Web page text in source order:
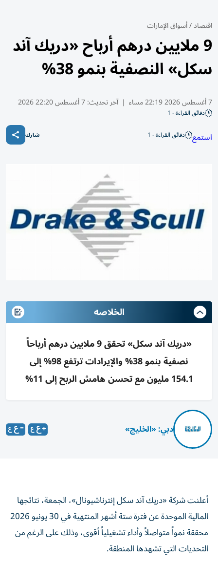
اقتصاد/أسواق الإمارات
9 ملايين درهم أرباح «دريك آند
سكل» النصفية بنمو 38%
7 أغسطس 2026 22:19 مساء | آخر تحديث:7 أغسطس 22:20 2026
دقائق القراءة - 1
استمع دقائق القراءة - 1 شارك
الخلاصه
«دريك آند سكل» تحقق 9 ملايين درهم أرباحاً
نصفية بنمو 38% والإيرادات ترتفع 98% إلى
154.1 مليون مع تحسن هامش الربح إلى 11%
دبي: «الخليج»
أعلنت شركة «دريك آند سكل إنترناشيونال»، الجمعة، نتائجها
المالية الموحدة عن فترة ستة أشهر المنتهية في 30 يونيو 2026
محققة نمواً متواصلاً وأداء تشغيلياً أقوى، وذلك على الرغم من
التحديات التي تشهدها المنطقة.